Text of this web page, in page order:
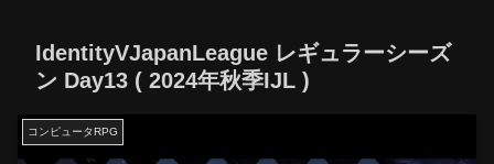
IdentityVJapanLeague レギュラーシーズ
ン Day13 ( 2024年秋季IJL )
コンピュータRPG